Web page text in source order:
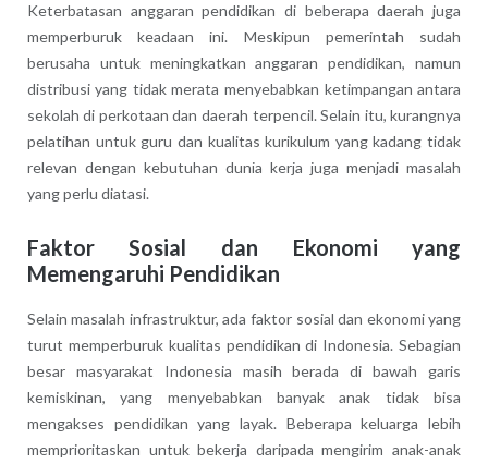
Keterbatasan anggaran pendidikan di beberapa daerah juga
memperburuk keadaan ini. Meskipun pemerintah sudah
berusaha untuk meningkatkan anggaran pendidikan, namun
distribusi yang tidak merata menyebabkan ketimpangan antara
sekolah di perkotaan dan daerah terpencil. Selain itu, kurangnya
pelatihan untuk guru dan kualitas kurikulum yang kadang tidak
relevan dengan kebutuhan dunia kerja juga menjadi masalah
yang perlu diatasi.
Faktor Sosial dan Ekonomi yang
Memengaruhi Pendidikan
Selain masalah infrastruktur, ada faktor sosial dan ekonomi yang
turut memperburuk kualitas pendidikan di Indonesia. Sebagian
besar masyarakat Indonesia masih berada di bawah garis
kemiskinan, yang menyebabkan banyak anak tidak bisa
mengakses pendidikan yang layak. Beberapa keluarga lebih
memprioritaskan untuk bekerja daripada mengirim anak-anak